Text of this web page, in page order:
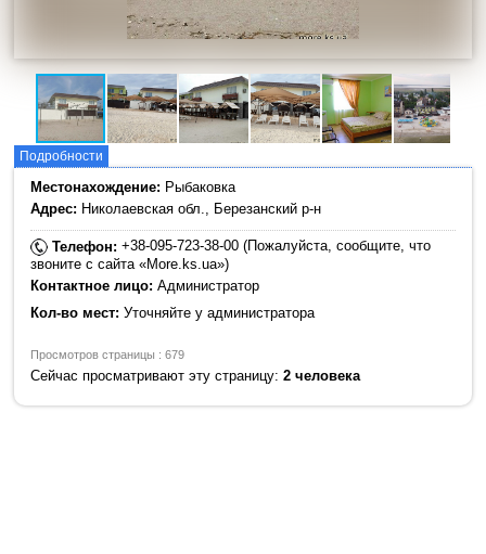
Подробности
Местонахождение: Рыбаковка
Адрес: Николаевская обл., Березанский р-н
Телефон:+38-095-723-38-00 (Пожалуйста, сообщите, что
звоните с сайта «More.ks.ua»)
Контактное лицо: Администратор
Кол-во мест: Уточняйте у администратора
Просмотров страницы : 679
Сейчас просматривают эту страницу:2 человека